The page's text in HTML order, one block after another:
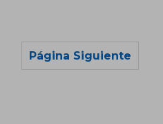
Página Siguiente